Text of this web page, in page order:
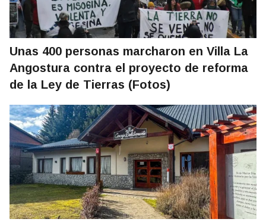
Unas 400 personas marcharon en Villa La
Angostura contra el proyecto de reforma
de la Ley de Tierras (Fotos)